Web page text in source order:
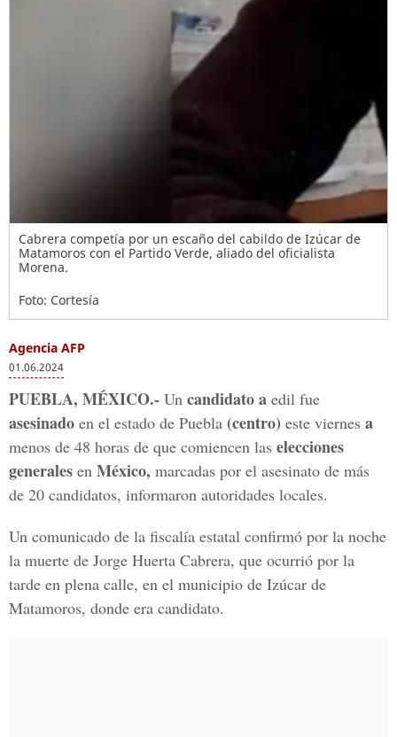
Cabrera competía por un escaño del cabildo de Izúcar de
Matamoros con el Partido Verde, aliado del oficialista
Morena.
Foto: Cortesía
Agencia AFP
01.06.2024
PUEBLA, MÉXICO.- Un candidatoa edil fue
asesinado en el estado de Puebla (centro) este viernes a
menos de 48 horas de que comiencen las elecciones
generales en México, marcadas por el asesinato de más
de 20 candidatos, informaron autoridades locales.
Un comunicado de la fiscalía estatal confirmó por la noche
la muerte de Jorge Huerta Cabrera, que ocurrió por la
tarde en plena calle, en el municipio de Izúcar de
Matamoros, donde era candidato.